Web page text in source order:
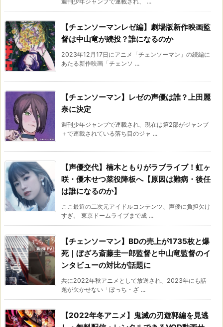
【チェンソーマンレゼ編】劇場版新作映画監
督は中山竜が続投？誰になるのか
2023年12月17日にアニメ「チェンソーマン」の続編に
あたる新作映画「チェンソ ...
【チェンソーマン】レゼの声優は誰？上田麗
奈に決定
週刊少年ジャンプで連載され、現在は第2部がジャンプ
＋で連載されている落ち目のジャ ...
【声優交代】楠木ともりがラブライブ！虹ヶ
咲・優木せつ菜役降板へ【原因は難病・後任
は誰になるのか】
ここ最近の二次元アイドルコンテンツ、声優に負担欠け
すぎ。 東京ドームライブまで成 ...
【チェンソーマン】BDの売上が1735枚と爆
死｜ぼざろ斎藤圭一郎監督と中山竜監督のイ
ンタビューの対比が話題に
共に2022年秋アニメとして放送され、2023年にも話
題が欠かせない「ぼっち・ざ ...
【2022年冬アニメ】鬼滅の刃遊郭編を見逃